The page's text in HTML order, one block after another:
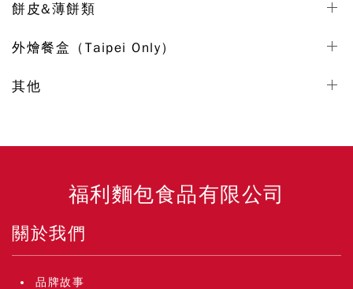
餅皮&薄餅類
外燴餐盒（Taipei Only）
其他
福利麵包食品有限公司
關於我們
品牌故事